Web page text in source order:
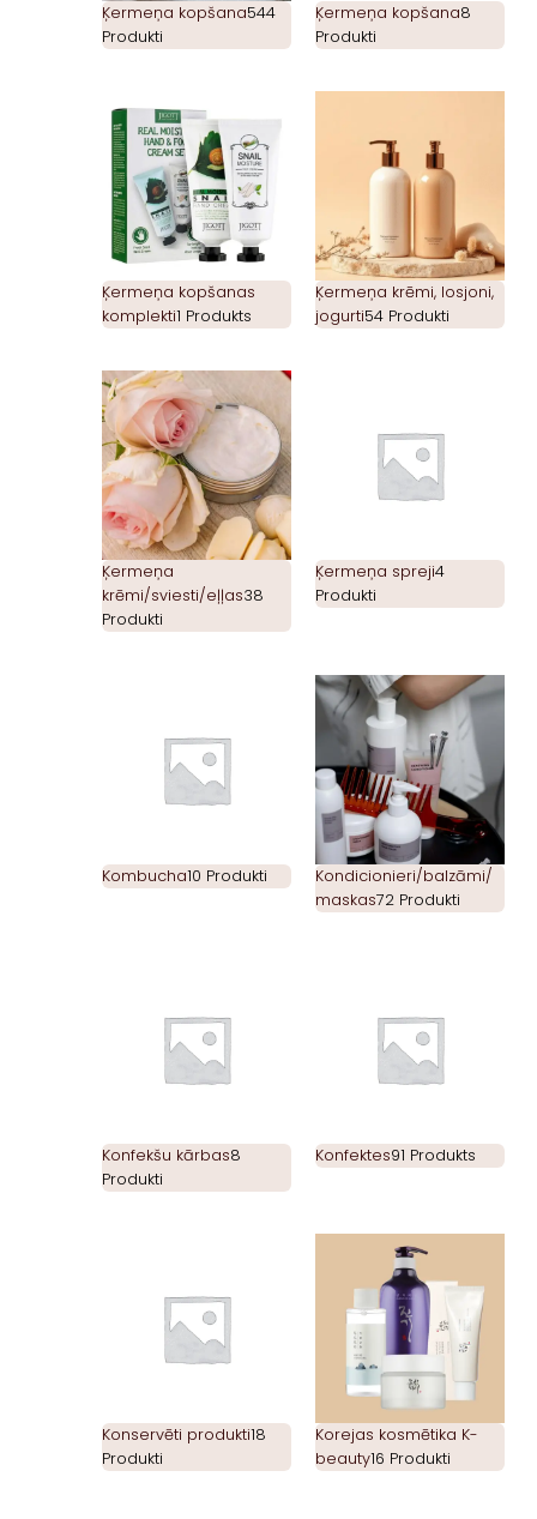
Ķermeņa kopšana544
Produkti
Ķermeņa kopšana8
Produkti
Ķermeņa kopšanas
komplekti1 Produkts
Ķermeņa krēmi, losjoni,
jogurti54 Produkti
Ķermeņa
krēmi/sviesti/eļļas38
Produkti
Ķermeņa spreji4
Produkti
Kombucha10 Produkti
Kondicionieri/balzāmi/
maskas72 Produkti
Konfekšu kārbas8
Produkti
Konfektes91 Produkts
Konservēti produkti18
Produkti
Korejas kosmētika K-
beauty16 Produkti